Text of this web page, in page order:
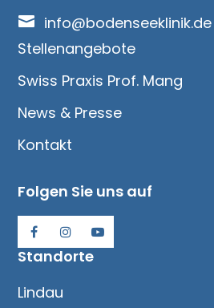

info@bodenseeklinik.de
Stellenangebote
Swiss Praxis Prof. Mang
News & Presse
Kontakt
Folgen Sie uns auf
Standorte
Lindau